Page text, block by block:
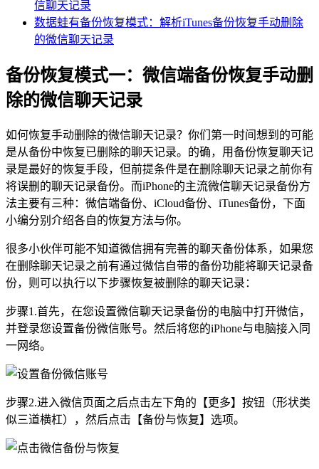
信聊天记录
数据蛙有备份恢复模式：解析iTunes备份恢复手动删除
的微信聊天记录
备份恢复模式一：微信端备份恢复手动删
除的微信聊天记录
如何恢复手动删除的微信聊天记录？你们第一时间想到的可能
是从备份中恢复已删除的聊天记录。的确，用备份恢复聊天记
录是最好的恢复手段，但前提条件是在删除聊天记录之前你有
将误删的聊天记录备份。而iPhone的主流微信聊天记录备份方
法主要有三种：微信端备份、iCloud备份、iTunes备份，下面
小编分别介绍各自的恢复方法与你。
很多小伙伴可能不知道微信拥有完善的聊天备份体系，如果您
在删除聊天记录之前有通过微信自带的备份功能将聊天记录备
份，则可以执行以下步骤恢复被删除的聊天记录：
步骤1.首先，在您设置微信聊天记录备份的电脑中打开微信，
并登录您设置备份微信账号。然后将您的iPhone与电脑接入同
一网络。
步骤2.进入微信页面之后点击左下角的【更多】按钮（形状类
似三道横杠），然后点击【备份与恢复】选项。